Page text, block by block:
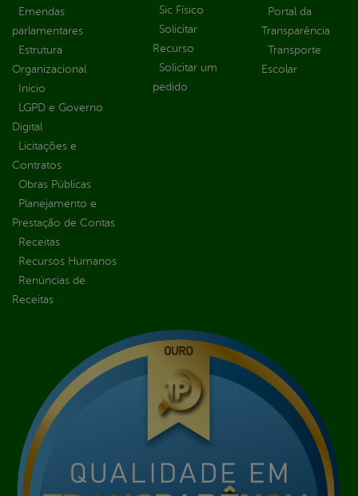
Emendas
parlamentares
Estrutura
Organizacional
Inicio
LGPD e Governo
Digital
Licitações e
Contratos
Obras Públicas
Planejamento e
Prestação de Contas
Receitas
Recursos Humanos
Renúncias de
Receitas
Sic Físico
Solicitar
Recurso
Solicitar um
pedido
Portal da
Transparência
Transporte
Escolar